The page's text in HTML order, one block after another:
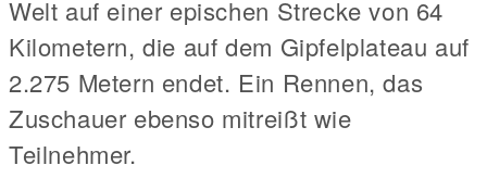
Welt auf einer epischen Strecke von 64
Kilometern, die auf dem Gipfelplateau auf
2.275 Metern endet. Ein Rennen, das
Zuschauer ebenso mitreißt wie
Teilnehmer.